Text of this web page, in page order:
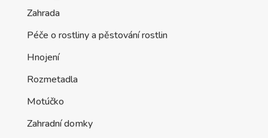
Zahrada
Péče o rostliny a pěstování rostlin
Hnojení
Rozmetadla
Motúčko
Zahradní domky